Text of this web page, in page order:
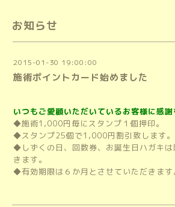
お知らせ
2015-01-30 19:00:00
施術ポイントカード始めました
いつもご愛顧いただいているお客様に感謝
◆施術1,000円毎にスタンプ１個押印。
◆スタンプ25個で1,000円割引致します。
◆しずくの日、回数券、お誕生日ハガキ
きます。
◆有効期限は６か月とさせていただきます